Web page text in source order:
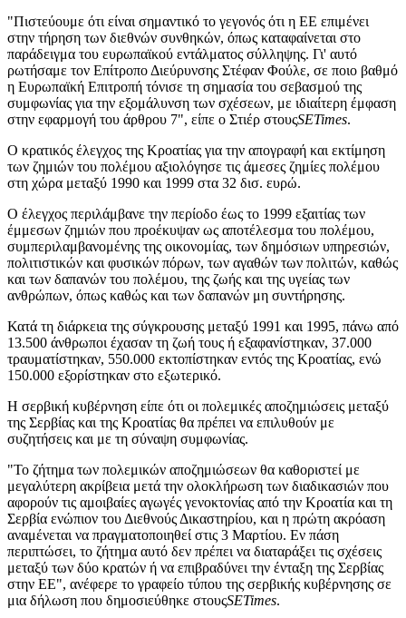
"Πιστεύουμε ότι είναι σημαντικό το γεγονός ότι η ΕΕ επιμένει
στην τήρηση των διεθνών συνθηκών, όπως καταφαίνεται στο
παράδειγμα του ευρωπαϊκού εντάλματος σύλληψης. Γι' αυτό
ρωτήσαμε τον Επίτροπο Διεύρυνσης Στέφαν Φούλε, σε ποιο βαθμό
η Ευρωπαϊκή Επιτροπή τόνισε τη σημασία του σεβασμού της
συμφωνίας για την εξομάλυνση των σχέσεων, με ιδιαίτερη έμφαση
στην εφαρμογή του άρθρου 7", είπε ο Στιέρ στουςSETimes.
Ο κρατικός έλεγχος της Κροατίας για την απογραφή και εκτίμηση
των ζημιών του πολέμου αξιολόγησε τις άμεσες ζημίες πολέμου
στη χώρα μεταξύ 1990 και 1999 στα 32 δισ. ευρώ.
Ο έλεγχος περιλάμβανε την περίοδο έως το 1999 εξαιτίας των
έμμεσων ζημιών που προέκυψαν ως αποτέλεσμα του πολέμου,
συμπεριλαμβανομένης της οικονομίας, των δημόσιων υπηρεσιών,
πολιτιστικών και φυσικών πόρων, των αγαθών των πολιτών, καθώς
και των δαπανών του πολέμου, της ζωής και της υγείας των
ανθρώπων, όπως καθώς και των δαπανών μη συντήρησης.
Κατά τη διάρκεια της σύγκρουσης μεταξύ 1991 και 1995, πάνω από
13.500 άνθρωποι έχασαν τη ζωή τους ή εξαφανίστηκαν, 37.000
τραυματίστηκαν, 550.000 εκτοπίστηκαν εντός της Κροατίας, ενώ
150.000 εξορίστηκαν στο εξωτερικό.
Η σερβική κυβέρνηση είπε ότι οι πολεμικές αποζημιώσεις μεταξύ
της Σερβίας και της Κροατίας θα πρέπει να επιλυθούν με
συζητήσεις και με τη σύναψη συμφωνίας.
"Το ζήτημα των πολεμικών αποζημιώσεων θα καθοριστεί με
μεγαλύτερη ακρίβεια μετά την ολοκλήρωση των διαδικασιών που
αφορούν τις αμοιβαίες αγωγές γενοκτονίας από την Κροατία και τη
Σερβία ενώπιον του Διεθνούς Δικαστηρίου, και η πρώτη ακρόαση
αναμένεται να πραγματοποιηθεί στις 3 Μαρτίου. Εν πάση
περιπτώσει, το ζήτημα αυτό δεν πρέπει να διαταράξει τις σχέσεις
μεταξύ των δύο κρατών ή να επιβραδύνει την ένταξη της Σερβίας
στην ΕΕ", ανέφερε το γραφείο τύπου της σερβικής κυβέρνησης σε
μια δήλωση που δημοσιεύθηκε στουςSETimes.